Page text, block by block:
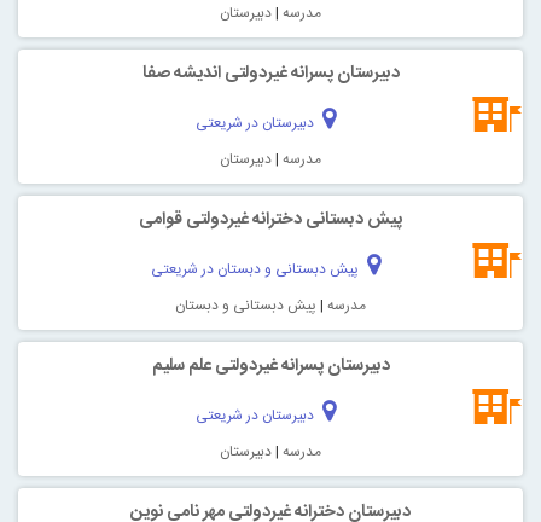
مدرسه |دبیرستان
دبیرستان پسرانه غیردولتی اندیشه صفا
دبیرستان در شریعتی
مدرسه |دبیرستان
پیش دبستانی دخترانه غیردولتی قوامی
پیش دبستانی و دبستان در شریعتی
مدرسه | پیش دبستانی و دبستان
دبیرستان پسرانه غیردولتی علم سلیم
دبیرستان در شریعتی
مدرسه |دبیرستان
دبیرستان دخترانه غیردولتی مهر نامی نوین